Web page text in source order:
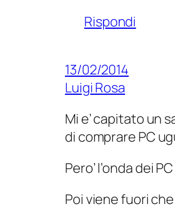
Rispondi
13/02/2014
Luigi Rosa
Mi e’ capitato un
di comprare PC
Pero’ l’onda dei
Poi viene fuori